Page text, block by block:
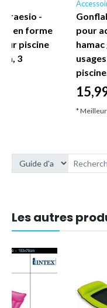
Traesio -
en forme
piscine
3
pour
*
Les autres